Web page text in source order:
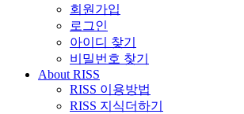
회원가입
로그인
아이디 찾기
비밀번호 찾기
About RISS
RISS 이용방법
RISS 지식더하기